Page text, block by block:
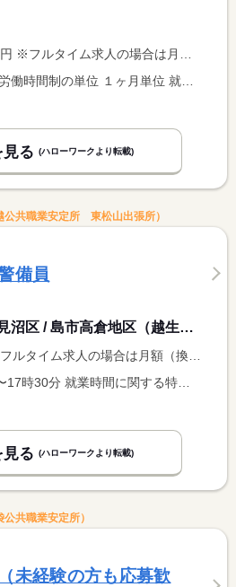
月額（換算額）、パート求人の場合は時間額を表示しています。
変形労働時間制 変形労働時間制の単位 １ヶ月単位 就業時間１ 7時00分〜2時00分
る (ハローワークより転載)
共職業安定所 東松山出張所）
備員
埼玉県さいたま市見沼区 / 島市高倉地区（越生線一本松駅近く）のいずれか
月額（換算額）、パート求人の場合は時間額を表示しています。
就業時間１ 8時30分〜17時30分 就業時間に関する特記事項 ＊現場により多少の変動あり（詳細面接時）
る (ハローワークより転載)
共職業安定所）
未経験の方も応募歓